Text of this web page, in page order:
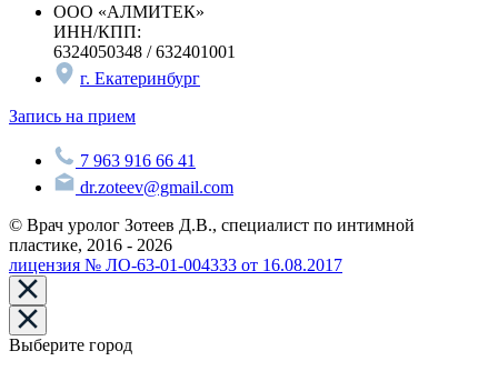
ООО «АЛМИТЕК»
ИНН/КПП:
6324050348 / 632401001
г. Екатеринбург
Запись на прием
7 963 916 66 41
dr.zoteev@gmail.com
© Врач уролог Зотеев Д.В., специалист по интимной
пластике, 2016 - 2026
лицензия № ЛО-63-01-004333 от 16.08.2017
Выберите город